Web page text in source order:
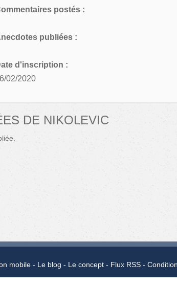
postés :
publiées :
d'inscription :
02/2020
DE NIKOLEVIC
mobile Le blog Le concept Flux RSS